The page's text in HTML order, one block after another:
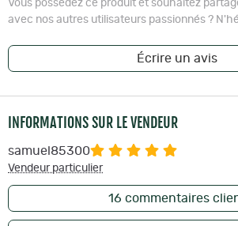
Vous possédez ce produit et souhaitez
avec nos autres utilisateurs passionnés ?
Écrire un avis
INFORMATIONS SUR LE VENDEUR
samuel85300
Vendeur particulier
16 commentaires